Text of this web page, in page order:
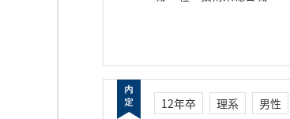
12年卒 理系
男性